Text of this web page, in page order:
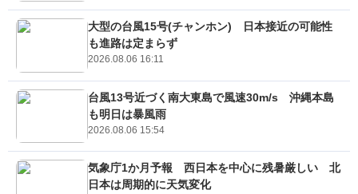
大型の台風15号(チャンホン) 日本接近の可能性
も進路は定まらず
2026.08.06 16:11
台風13号近づく南大東島で風速30m/s 沖縄本島
も明日は暴風雨
2026.08.06 15:54
気象庁1か月予報 西日本を中心に残暑厳しい 北
日本は周期的に天気変化